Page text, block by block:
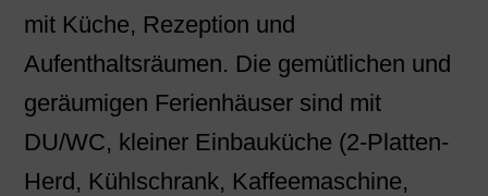
mit Küche, Rezeption und
Aufenthaltsräumen. Die gemütlichen und
geräumigen Ferienhäuser sind mit
DU/WC, kleiner Einbauküche (2-Platten-
Herd, Kühlschrank, Kaffeemaschine,